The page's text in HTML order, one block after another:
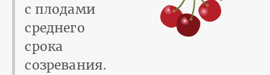
с плодами
среднего
срока
созревания.